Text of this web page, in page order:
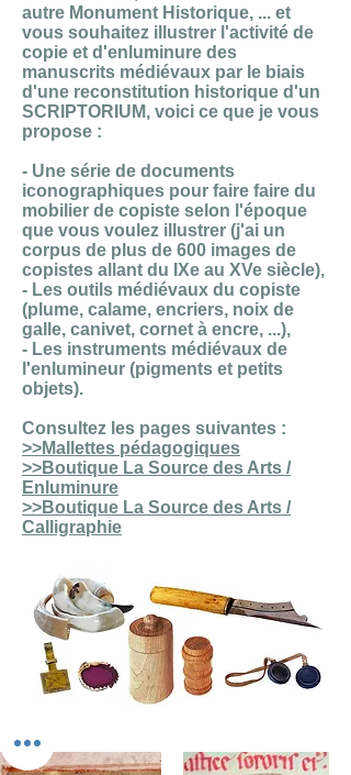
autre Monument Historique, ... et
vous souhaitez illustrer l'activité de
copie et d'enluminure des
manuscrits médiévaux par le biais
d'une reconstitution historique d'un
SCRIPTORIUM, voici ce que je vous
propose :
- Une série de documents
iconographiques pour faire faire du
mobilier de copiste selon l'époque
que vous voulez illustrer (j'ai un
corpus de plus de 600 images de
copistes allant du IXe au XVe siècle),
- Les outils médiévaux du copiste
(plume, calame, encriers, noix de
galle, canivet, cornet à encre, ...),
- Les instruments médiévaux de
l'enlumineur (pigments et petits
objets).
Consultez les pages suivantes :
>>Mallettes pédagogiques
>>Boutique La Source des Arts /
Enluminure
>>Boutique La Source des Arts /
Calligraphie